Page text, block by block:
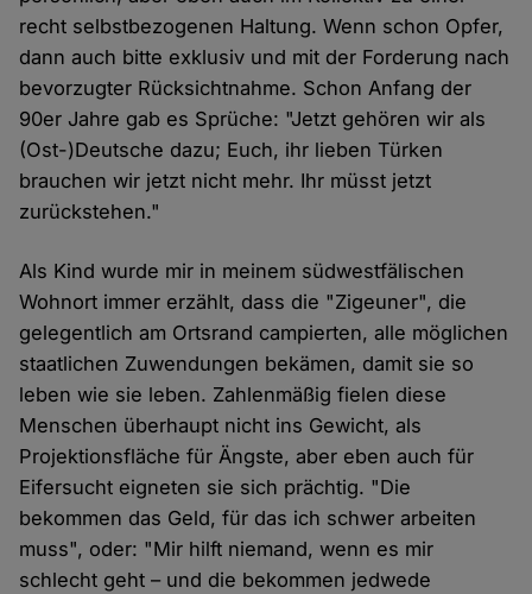
recht selbstbezogenen Haltung. Wenn schon Opfer,
dann auch bitte exklusiv und mit der Forderung nach
bevorzugter Rücksichtnahme. Schon Anfang der
90er Jahre gab es Sprüche: "Jetzt gehören wir als
(Ost-)Deutsche dazu; Euch, ihr lieben Türken
brauchen wir jetzt nicht mehr. Ihr müsst jetzt
zurückstehen."
Als Kind wurde mir in meinem südwestfälischen
Wohnort immer erzählt, dass die "Zigeuner", die
gelegentlich am Ortsrand campierten, alle möglichen
staatlichen Zuwendungen bekämen, damit sie so
leben wie sie leben. Zahlenmäßig fielen diese
Menschen überhaupt nicht ins Gewicht, als
Projektionsfläche für Ängste, aber eben auch für
Eifersucht eigneten sie sich prächtig. "Die
bekommen das Geld, für das ich schwer arbeiten
muss", oder: "Mir hilft niemand, wenn es mir
schlecht geht – und die bekommen jedwede